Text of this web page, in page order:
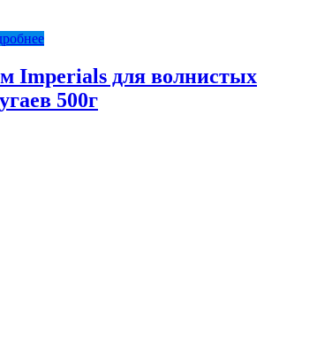
Imperials для волнистых
500г